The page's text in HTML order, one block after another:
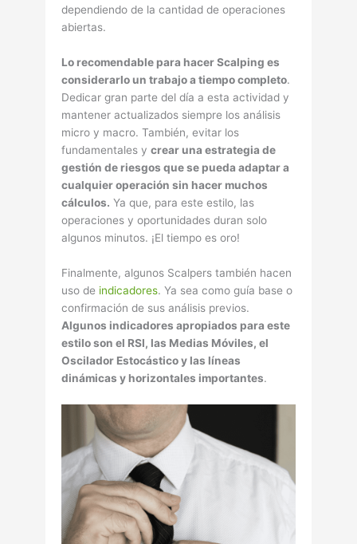
dependiendo de la cantidad de operaciones
abiertas.
Lo recomendable para hacer Scalping es
considerarlo un trabajo a tiempo completo.
Dedicar gran parte del dí­a a esta actividad y
mantener actualizados siempre los análisis
micro y macro. También, evitar los
fundamentales ycrear una estrategia de
gestión de riesgos que se pueda adaptar a
cualquier operación sin hacer muchos
cálculos. Ya que, para este estilo, las
operaciones y oportunidades duran solo
algunos minutos. ¡El tiempo es oro!
Finalmente, algunos Scalpers también hacen
uso de indicadores. Ya sea como guí­a base o
confirmación de sus análisis previos.
Algunos indicadores apropiados para este
estilo son el RSI, las Medias Móviles, el
Oscilador Estocástico y las lí­neas
dinámicas y horizontales importantes.